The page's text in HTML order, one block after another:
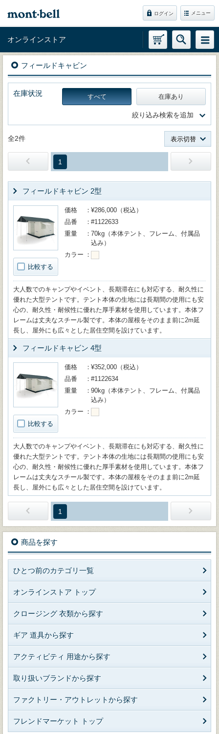
ログイン メニュー
オンラインストア
フィールドキャビン
在庫状況 すべて 在庫あり
絞り込み検索を追加
全2件 表示切替
1
フィールドキャビン 2型
比較する
価格
¥286,000（税込）
品番
#1122633
重量
70kg（本体テント、フレーム、付属品
込み）
カラー
大人数でのキャンプやイベント、長期滞在にも対応する、耐久性に
優れた大型テントです。テント本体の生地には長期間の使用にも安
心の、耐久性・耐候性に優れた厚手素材を使用しています。本体フ
レームは丈夫なスチール製です。本体の屋根をそのまま前に2m延
長し、屋外にも広々とした居住空間を設けています。
フィールドキャビン 4型
比較する
価格
¥352,000（税込）
品番
#1122634
重量
90kg（本体テント、フレーム、付属品
込み）
カラー
大人数でのキャンプやイベント、長期滞在にも対応する、耐久性に
優れた大型テントです。テント本体の生地には長期間の使用にも安
心の、耐久性・耐候性に優れた厚手素材を使用しています。本体フ
レームは丈夫なスチール製です。本体の屋根をそのまま前に2m延
長し、屋外にも広々とした居住空間を設けています。
1
商品を探す
ひとつ前のカテゴリ一覧
オンラインストア トップ
クロージング 衣類から探す
ギア 道具から探す
アクティビティ 用途から探す
取り扱いブランドから探す
ファクトリー・アウトレットから探す
フレンドマーケット トップ